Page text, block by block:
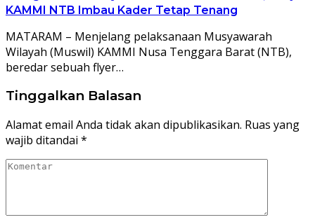
KAMMI NTB Imbau Kader Tetap Tenang
MATARAM – Menjelang pelaksanaan Musyawarah
Wilayah (Muswil) KAMMI Nusa Tenggara Barat (NTB),
beredar sebuah flyer…
Tinggalkan Balasan
Alamat email Anda tidak akan dipublikasikan. Ruas yang
wajib ditandai *